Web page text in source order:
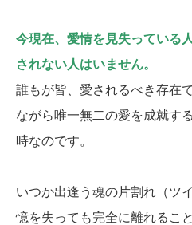
今現在、愛情を見失っている
されない人はいません。
誰もが皆、愛されるべき存在
ながら唯一無二の愛を成就す
時なのです。
いつか出逢う魂の片割れ（ツ
憶を失っても完全に離れるこ